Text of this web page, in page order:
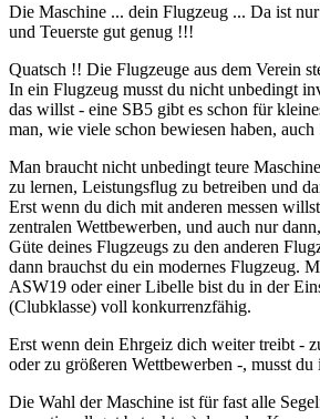
Die Maschine ... dein Flugzeug ... Da ist
und Teuerste gut genug !!!
Quatsch !! Die Flugzeuge aus dem Verein
In ein Flugzeug musst du nicht unbedingt
das willst - eine SB5 gibt es schon für
man, wie viele schon bewiesen haben,
Man braucht nicht unbedingt teure
zu lernen, Leistungsflug zu betreiben und
Erst wenn du dich mit anderen messen
zentralen Wettbewerben, und auch nur
Güte deines Flugzeugs zu den anderen
dann brauchst du ein modernes Flugzeug.
ASW19 oder einer Libelle bist du in der
(Clubklasse) voll konkurrenzfähig.
Erst wenn dein Ehrgeiz dich weiter treibt -
oder zu größeren Wettbewerben -, musst du
Die Wahl der Maschine ist für fast alle